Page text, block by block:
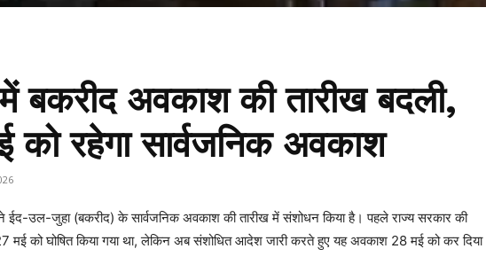
बकरीद अवकाश की तारीख बदली,
रहेगा सार्वजनिक अवकाश
ईद-उल-जुहा (बकरीद) के सार्वजनिक अवकाश की तारीख में संशोधन किया है। पहले राज्य सरकार की
को घोषित किया गया था, लेकिन अब संशोधित आदेश जारी करते हुए यह अवकाश 28 मई को कर दिया